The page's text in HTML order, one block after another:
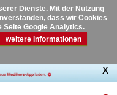
Dienste. Mit der Nutzung
dass wir Cookies
Seite Google Analytics.
weitere Informationen